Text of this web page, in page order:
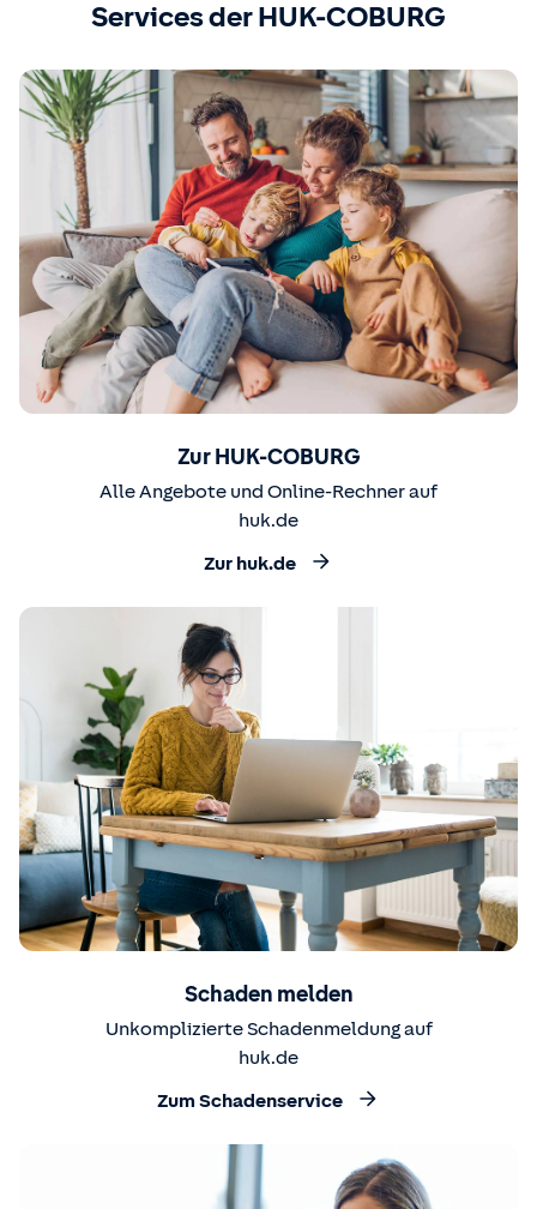
Services der HUK-COBURG
Zur HUK-COBURG
Alle Angebote und Online-Rechner auf
huk.de
Zur huk.de
Schaden melden
Unkomplizierte Schadenmeldung auf
huk.de
Zum Schadenservice